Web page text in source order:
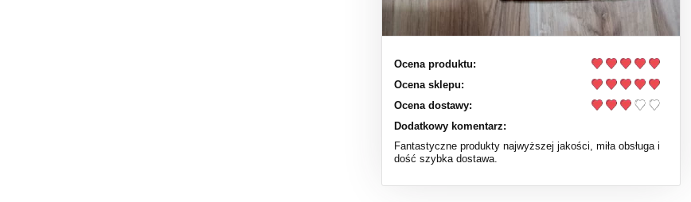
Ocena produktu:
Ocena sklepu:
Ocena dostawy:
Dodatkowy komentarz:
Fantastyczne produkty najwyższej jakości, miła obsługa i
dość szybka dostawa.